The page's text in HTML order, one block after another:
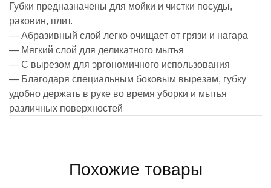
Губки предназначены для мойки и чистки посуды,
раковин, плит.
— Абразивный слой легко очищает от грязи и нагара
— Мягкий слой для деликатного мытья
— С вырезом для эргономичного использования
— Благодаря специальным боковым вырезам, губку
удобно держать в руке во время уборки и мытья
различных поверхностей
Похожие товары